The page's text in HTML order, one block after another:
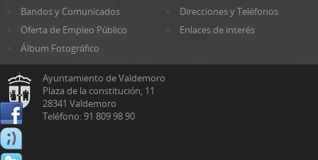
Bandos y Comunicados
Direcciones y Teléfonos
Oferta de Empleo Público
Enlaces de interés
Álbum Fotográfico
Ayuntamiento de Valdemoro
Plaza de la constitución, 11
28341 Valdemoro
Teléfono: 91 809 98 90